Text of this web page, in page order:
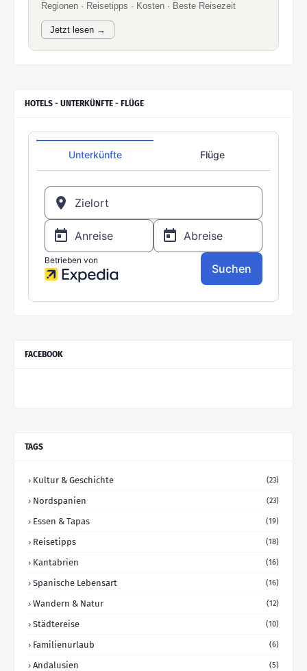
Regionen · Reisetipps · Kosten · Beste Reisezeit
Jetzt lesen →
HOTELS - UNTERKÜNFTE - FLÜGE
FACEBOOK
TAGS
Kultur & Geschichte (23)
Nordspanien (23)
Essen & Tapas (19)
Reisetipps (18)
Kantabrien (16)
Spanische Lebensart (16)
Wandern & Natur (12)
Städtereise (10)
Familienurlaub (6)
Andalusien (5)